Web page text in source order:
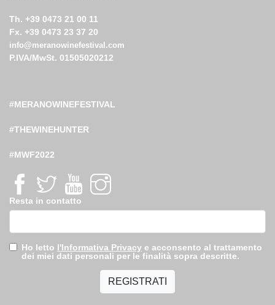
Th. +39 0473 21 00 11
Fx. +39 0473 23 37 20
info@meranowinefestival.com
P.IVA/MwSt. 01505020212
#MERANOWINEFESTIVAL
#THEWINEHUNTER
#MWF2022
Resta in contatto
Ho letto l'Informativa Privacy e acconsento al trattamento
dei miei dati personali per le finalità sopra descritte.
REGISTRATI